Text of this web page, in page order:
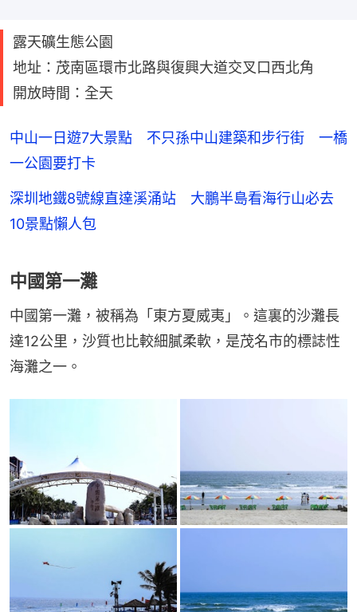
露天礦生態公園
地址：茂南區環市北路與復興大道交叉口西北角
開放時間：全天
中山一日遊7大景點 不只孫中山建築和步行街 一橋
一公園要打卡
深圳地鐵8號線直達溪涌站 大鵬半島看海行山必去
10景點懶人包
中國第一灘
中國第一灘，被稱為「東方夏威夷」。這裏的沙灘長
達12公里，沙質也比較細膩柔軟，是茂名市的標誌性
海灘之一。